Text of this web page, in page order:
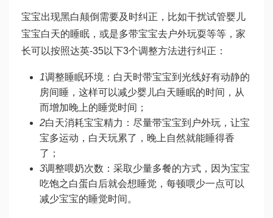
宝宝出现黑白颠倒需要及时纠正，比如干扰试管婴儿
宝宝白天的睡眠，或是多带宝宝去户外玩耍等等，家
长可以按照达英-35以下3个调整方法进行纠正：
1调整睡眠环境：白天时带宝宝到光线好有动静的
房间睡，这样可以减少婴儿白天睡眠的时间，从
而增加晚上的睡觉时间；
2白天消耗宝宝精力：尽量带宝宝到户外玩，让宝
宝多运动，白天玩累了，晚上自然就能睡得香
了；
3调整喂奶次数：采取少量多餐的方式，因为宝宝
吃饱之白蛋白 后就会想睡觉，每顿喂少一点可以
减少宝宝的睡觉时间。